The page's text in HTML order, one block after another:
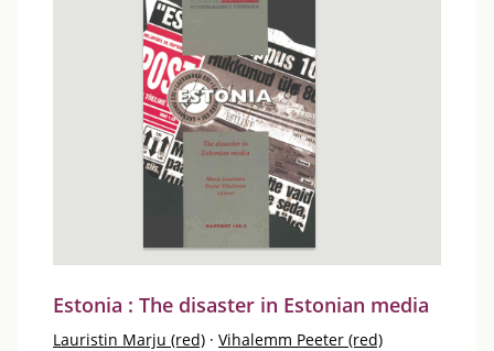
Estonia : The disaster in Estonian media
Lauristin Marju (red) · Vihalemm Peeter (red)